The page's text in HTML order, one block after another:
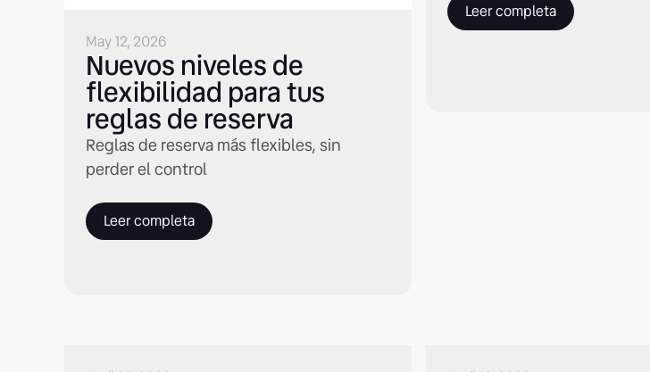
May 12, 2026
Nuevos niveles de
flexibilidad para tus
reglas de reserva
Reglas de reserva más flexibles, sin
perder el control
Leer completa
Leer completa